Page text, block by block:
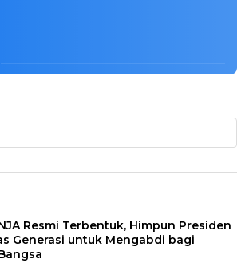
Resmi Terbentuk, Himpun Presiden
Generasi untuk Mengabdi bagi